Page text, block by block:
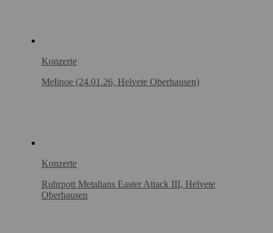
Konzerte
Melinoe (24.01.26, Helvete Oberhausen)
Konzerte
Ruhrpott Metalians Easter Attack III, Helvete
Oberhausen